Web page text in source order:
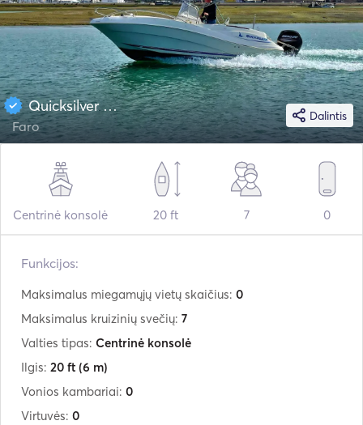
Dalintis
Quicksilver 20
Faro
Centrinė konsolė 20 ft 7 0
Funkcijos:
Maksimalus miegamųjų vietų skaičius: 0
Maksimalus kruizinių svečių: 7
Valties tipas: Centrinė konsolė
Ilgis: 20 ft (6 m)
Vonios kambariai: 0
Virtuvės: 0